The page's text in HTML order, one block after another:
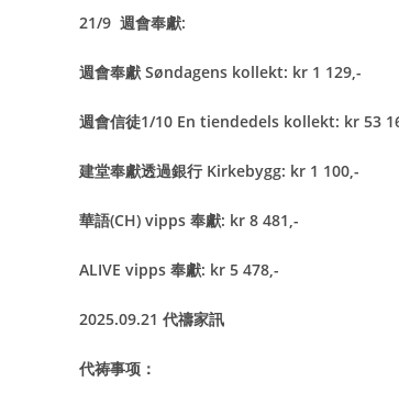
21/9 週會奉獻:
週會奉獻 Søndagens kollekt: kr 1 129,-
週會信徒1/10 En tiendedels kollekt: kr 53
建堂奉獻透過銀行 Kirkebygg: kr 1 100,-
華語(CH) vipps 奉獻: kr 8 481,-
ALIVE vipps 奉獻: kr 5 478,-
2025.09.21 代禱家訊
代祷事项：